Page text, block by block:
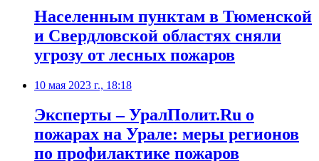
Населенным пунктам в Тюменской
и Свердловской областях сняли
угрозу от лесных пожаров
10 мая 2023 г., 18:18
Эксперты – УралПолит.Ru о
пожарах на Урале: меры регионов
по профилактике пожаров